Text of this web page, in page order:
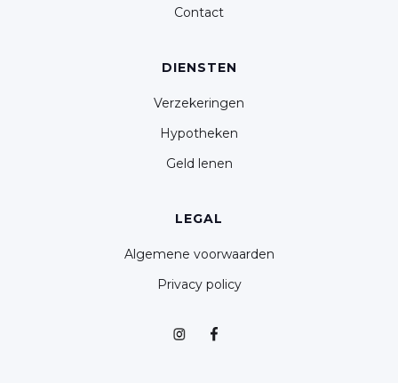
Contact
DIENSTEN
Verzekeringen
Hypotheken
Geld lenen
LEGAL
Algemene voorwaarden
Privacy policy